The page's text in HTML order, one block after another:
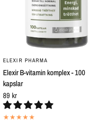
SNABBTITT
ELEXIR PHARMA
Elexir B-vitamin komplex - 100
kapslar
89 kr